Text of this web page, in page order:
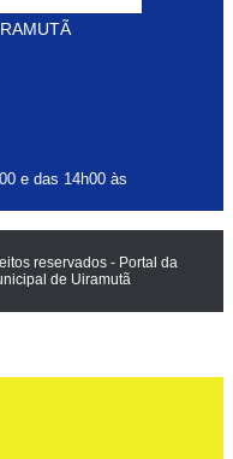
e das 14h00 às
reservados - Portal da
de Uiramutã